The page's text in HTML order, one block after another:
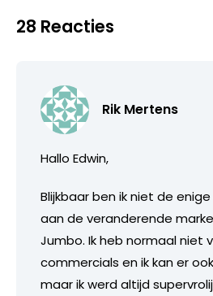
28 Reacties
Rik Mertens
Hallo Edwin,
Blijkbaar ben ik niet de
aan de veranderende
Jumbo. Ik heb normaal niet
commercials en ik kan er
maar ik werd altijd